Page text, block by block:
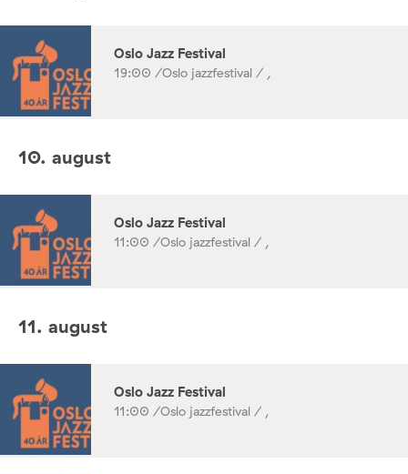
Oslo Jazz Festival
19:00 /Oslo jazzfestival / ,
10. august
Oslo Jazz Festival
11:00 /Oslo jazzfestival / ,
11. august
Oslo Jazz Festival
11:00 /Oslo jazzfestival / ,